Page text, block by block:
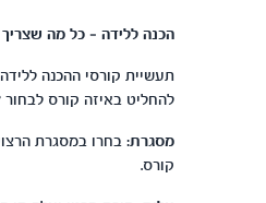
הכנה ללידה – כל מה
תעשיית קורסי ההכנה
להחליט באיזה קורס
מסגרת:בחרו במסגרת
קורס.